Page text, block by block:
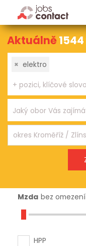
Aktuálně1544
× elektro
Mzda bez omezení
HPP